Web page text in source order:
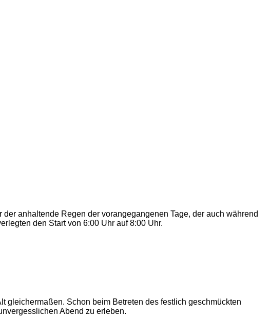
anhaltende Regen der vorangegangenen Tage, der auch während
den Start von 6:00 Uhr auf 8:00 Uhr.
gleichermaßen. Schon beim Betreten des festlich geschmückten
Abend zu erleben.